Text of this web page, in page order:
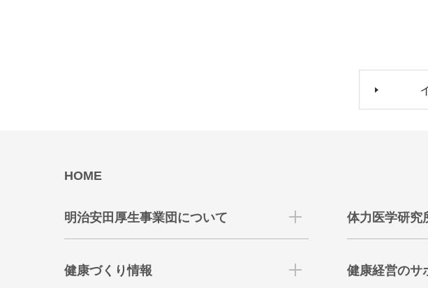
HOME
明治安田厚生事業団について 体力医学研究
健康づくり情報 健康経営のサ